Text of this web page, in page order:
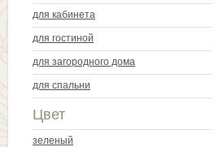
для кабинета
для гостиной
для загородного дома
для спальни
Цвет
зеленый